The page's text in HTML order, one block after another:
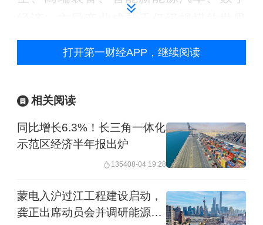
级产业集群，也在聚力未来产业，抓住
下一个产业“风口”。
晓数点｜临港新片区六周岁，一图解锁
硬核 “成长答卷”
临港6岁了，“数字综保区”启动，还有哪
来数加工、数据出海，临港用什么吸引
打开第一财经APP，继续阅读
相关阅读
同比增长6.3%！长三角一体化
示范区经济半年报出炉
135408-04 19:28
蒙电入沪过江工程建设启动，
龚正出席动员会并调研能源发